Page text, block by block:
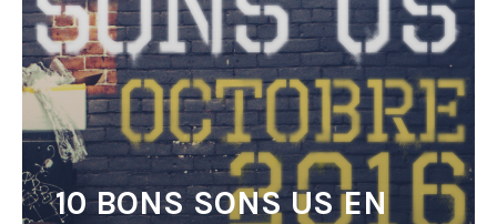
10 BONS SONS US EN